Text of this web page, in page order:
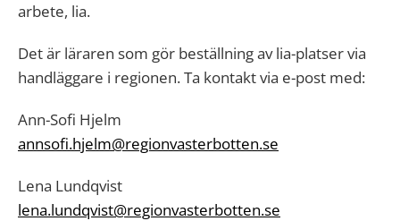
arbete, lia.
Det är läraren som gör beställning av lia-platser via
handläggare i regionen. Ta kontakt via e-post med:
Ann-Sofi Hjelm
annsofi.hjelm@regionvasterbotten.se
Lena Lundqvist
lena.lundqvist@regionvasterbotten.se